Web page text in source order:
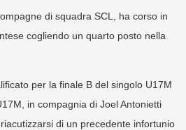
di squadra SCL, ha corso in
cogliendo un quarto posto nella
per la finale B del singolo U17M
in compagnia di Joel Antonietti
di un precedente infortunio